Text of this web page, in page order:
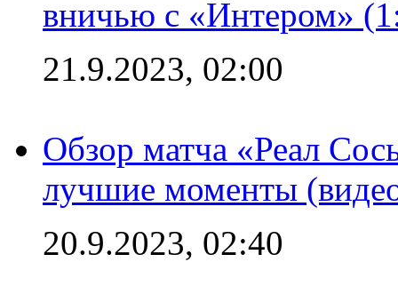
вничью с «Интером»
21.9.2023, 02:00
Обзор матча «Реал
лучшие моменты
20.9.2023, 02:40